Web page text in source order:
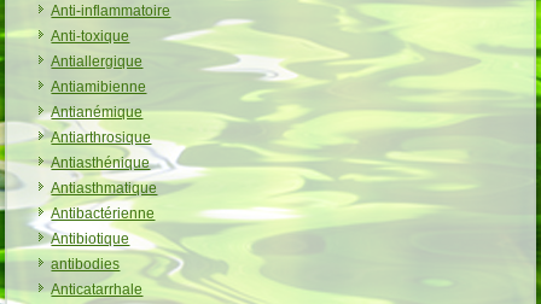
Anti-inflammatoire
Anti-toxique
Antiallergique
Antiamibienne
Antianémique
Antiarthrosique
Antiasthénique
Antiasthmatique
Antibactérienne
Antibiotique
antibodies
Anticatarrhale